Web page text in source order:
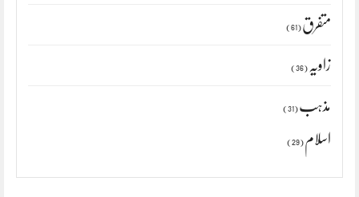
متفرق (61)
زاویہ (36)
مذہب (31)
اسلام (29)